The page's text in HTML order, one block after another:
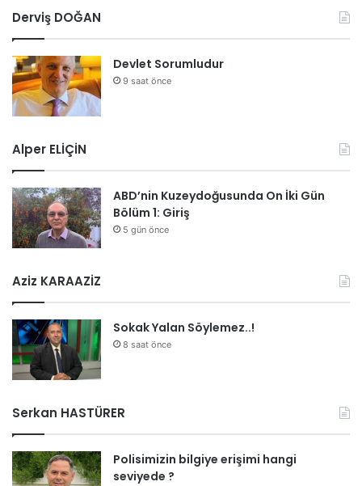
Derviş DOĞAN
Devlet Sorumludur
9 saat önce
Alper ELİÇİN
ABD’nin Kuzeydoğusunda On İki Gün
Bölüm 1: Giriş
5 gün önce
Aziz KARAAZİZ
Sokak Yalan Söylemez..!
8 saat önce
Serkan HASTÜRER
Polisimizin bilgiye erişimi hangi
seviyede ?